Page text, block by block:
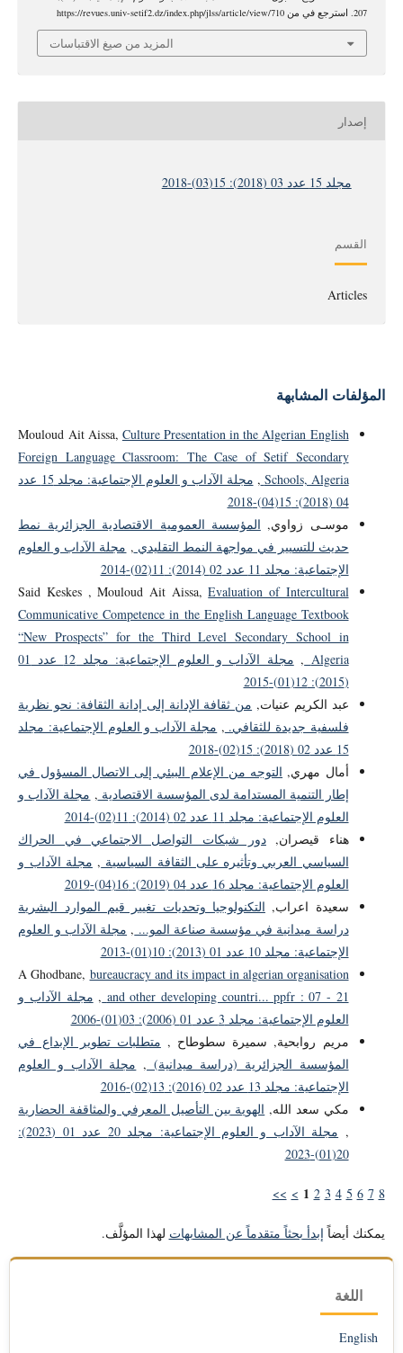
207. استرجع في من https://revues.univ-setif2.dz/index.php/jlss/article/view/710
المزيد من صيغ الاقتباسات
إصدار
مجلد 15 عدد 03 (2018): 15(03)-2018
القسم
Articles
المؤلفات المشابهة
Mouloud Ait Aissa, Culture Presentation in the Algerian English
Foreign Language Classroom: The Case of Setif Secondary
Schools, Algeria
,
مجلة الآداب و العلوم الإجتماعية: مجلد 15 عدد
04 (2018): 15(04)-2018
موسـى زواوي, المؤسسة العمومية الاقتصادية الجزائرية نمط
حديث للتسيير في مواجهة النمط التقليدي , مجلة الآداب و العلوم
الإجتماعية: مجلد 11 عدد 02 (2014): 11(02)-2014
Said Keskes , Mouloud Ait Aissa,Evaluation of Intercultural
Communicative Competence in the English Language Textbook
“New Prospects” for the Third Level Secondary School in
Algeria
,
مجلة الآداب و العلوم الإجتماعية: مجلد 12 عدد 01
(2015): 12(01)-2015
عبد الكريم عنيات, من ثقافة الإدانة إلى إدانة الثقافة: نحو نظرية
فلسفية جديدة للثقافي. , مجلة الآداب و العلوم الإجتماعية: مجلد
15 عدد 02 (2018): 15(02)-2018
أمال مهري, التوجه من الإعلام البيئي إلى الاتصال المسؤول في
إطار التنمية المستدامة لدى المؤسسة الاقتصادية , مجلة الآداب و
العلوم الإجتماعية: مجلد 11 عدد 02 (2014): 11(02)-2014
هناء قيصران,دور شبكات التواصل الاجتماعي في الحراك
السياسي العربي وتأثيره على الثقافة السياسية , مجلة الآداب و
العلوم الإجتماعية: مجلد 16 عدد 04 (2019): 16(04)-2019
سعيدة اعراب, التكنولوجيا وتحديات تغيير قيم الموارد البشرية
دراسة ميدانية في مؤسسة صناعة المو... , مجلة الآداب و العلوم
الإجتماعية: مجلد 10 عدد 01 (2013): 10(01)-2013
A Ghodbane, bureaucracy and its impact in algerian organisation
and other developing countri... ppfr : 07 - 21
, مجلة الآداب و
العلوم الإجتماعية: مجلد 3 عدد 01 (2006): 03(01)-2006
مريم روابحية, سميرة سطوطاح , متطلبات تطوير الإبداع في
المؤسسة الجزائرية (دراسة ميدانية) , مجلة الآداب و العلوم
الإجتماعية: مجلد 13 عدد 02 (2016): 13(02)-2016
مكي سعد الله, الهوية بين التأصيل المعرفي والمثاقفة الحضارية
,
مجلة الآداب و العلوم الإجتماعية: مجلد 20 عدد 01 (2023):
20(01)-2023
1 2 3 4 5 6 7 8
>
>>
يمكنك أيضاً إبدأ بحثاً متقدماً عن المشابهات لهذا المؤلَّف.
اللغة
English